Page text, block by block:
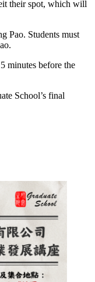
their spot, which will
Pao. Students must
minutes before the
School’s final